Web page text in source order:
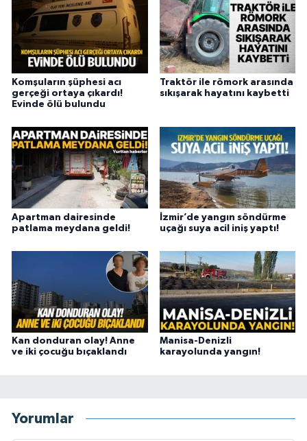
Komşuların şüphesi acı
gerçeği ortaya çıkardı!
Evinde ölü bulundu
Traktör ile römork arasında
sıkışarak hayatını kaybetti
Apartman dairesinde
patlama meydana geldi!
İzmir’de yangın söndürme
uçağı suya acil iniş yaptı!
Kan donduran olay! Anne
ve iki çocuğu bıçaklandı
Manisa-Denizli
karayolunda yangın!
Yorumlar